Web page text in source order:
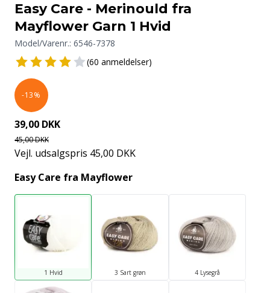
Easy Care - Merinould fra
Mayflower Garn 1 Hvid
Model/Varenr.: 6546-7378
(60 anmeldelser)
-13%
39,00 DKK
45,00 DKK
Vejl. udsalgspris 45,00 DKK
Easy Care fra Mayflower
1 Hvid 3 Sart grøn 4 Lysegrå